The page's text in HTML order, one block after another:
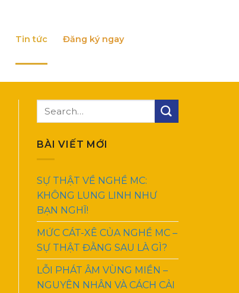
Tin tức Đăng ký ngay
BÀI VIẾT MỚI
SỰ THẬT VỀ NGHỀ MC:
KHÔNG LUNG LINH NHƯ
BẠN NGHĨ!
MỨC CÁT-XÊ CỦA NGHỀ MC –
SỰ THẬT ĐẰNG SAU LÀ GÌ?
LỖI PHÁT ÂM VÙNG MIỀN –
NGUYÊN NHÂN VÀ CÁCH CẢI